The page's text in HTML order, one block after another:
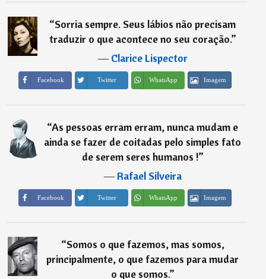
“Sorria sempre. Seus lábios não precisam
traduzir o que acontece no seu coração.”
―Clarice Lispector
Facebook Twitter WhatsApp Imagem
“As pessoas erram erram, nunca mudam e
ainda se fazer de coitadas pelo simples fato
de serem seres humanos !”
―Rafael Silveira
Facebook Twitter WhatsApp Imagem
“Somos o que fazemos, mas somos,
principalmente, o que fazemos para mudar
o que somos.”